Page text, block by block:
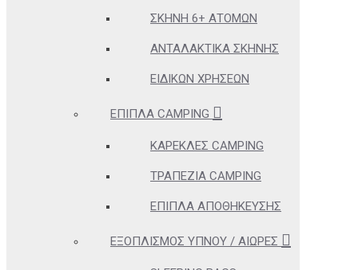
ΣΚΗΝΉ 6+ ΑΤΌΜΩΝ
ΑΝΤΑΛΑΚΤΙΚΆ ΣΚΗΝΉΣ
ΕΙΔΙΚΏΝ ΧΡΉΣΕΩΝ
ΈΠΙΠΛΑ CAMPING
ΚΑΡΈΚΛΕΣ CAMPING
ΤΡΑΠΈΖΙΑ CAMPING
ΈΠΙΠΛΑ ΑΠΟΘΉΚΕΥΣΗΣ
ΕΞΟΠΛΙΣΜΌΣ ΎΠΝΟΥ / ΑΙΏΡΕΣ